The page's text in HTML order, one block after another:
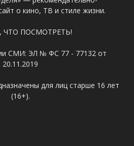
о кино, ТВ и стиле жизни.
ЧТО ПОСМОТРЕТЬ!
СМИ: ЭЛ № ФС 77 - 77132 от
20.11.2019
для лиц старше 16 лет
(16+).